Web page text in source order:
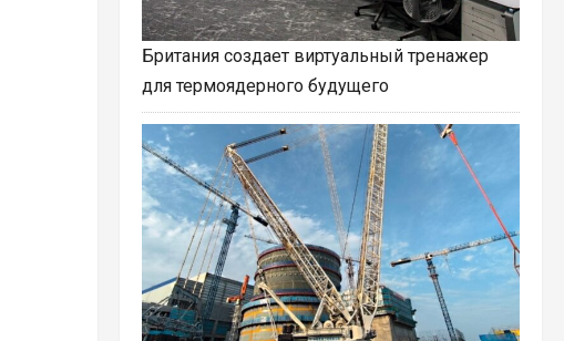
Британия создает виртуальный тренажер
для термоядерного будущего